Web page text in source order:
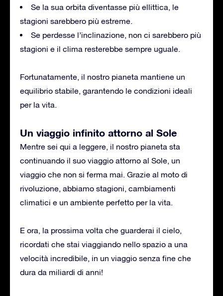
Se la sua orbita diventasse più ellittica, le
stagioni sarebbero più estreme.
Se perdesse l’inclinazione, non ci sarebbero più
stagioni e il clima resterebbe sempre uguale.
Fortunatamente, il nostro pianeta mantiene un
equilibrio stabile, garantendo le condizioni ideali
per la vita.
Un viaggio infinito attorno al Sole
Mentre sei qui a leggere, il nostro pianeta sta
continuando il suo viaggio attorno al Sole, un
viaggio che non si ferma mai. Grazie al moto di
rivoluzione, abbiamo stagioni, cambiamenti
climatici e un ambiente perfetto per la vita.
E ora, la prossima volta che guarderai il cielo,
ricordati che stai viaggiando nello spazio a una
velocità incredibile, in un viaggio senza fine che
dura da miliardi di anni!